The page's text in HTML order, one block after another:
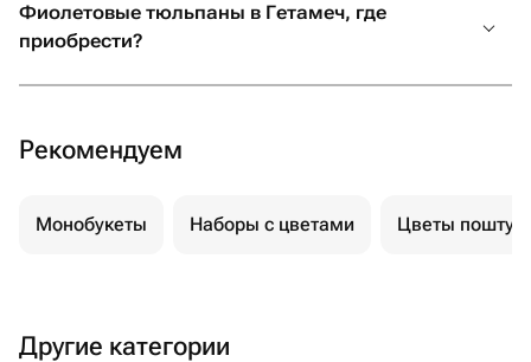
Фиолетовые тюльпаны в Гетамеч, где
приобрести?
Рекомендуем
Монобукеты Наборы с цветами Цветы
Другие категории